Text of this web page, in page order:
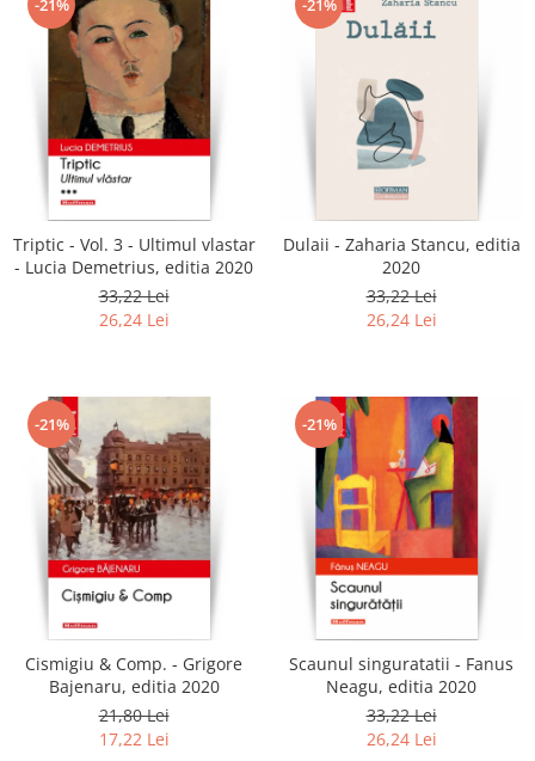
-21%
Triptic - Vol. 3 - Ultimul vlastar
- Lucia Demetrius, editia 2020
33,22 Lei
26,24 Lei
-21%
Dulaii - Zaharia Stancu, editia
2020
33,22 Lei
26,24 Lei
-21%
Cismigiu & Comp. - Grigore
Bajenaru, editia 2020
21,80 Lei
17,22 Lei
-21%
Scaunul singuratatii - Fanus
Neagu, editia 2020
33,22 Lei
26,24 Lei